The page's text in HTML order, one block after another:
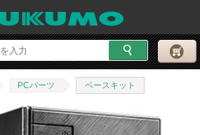
PCパーツ ベースキット